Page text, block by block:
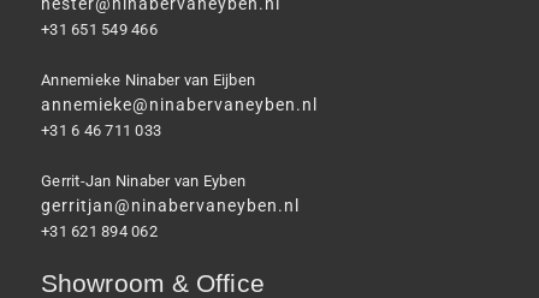
+31 651 549 466
Annemieke Ninaber van Eijben
annemieke@ninabervaneyben.nl
+31 6 46 711 033
Gerrit-Jan Ninaber van Eyben
gerritjan@ninabervaneyben.nl
+31 621 894 062
Showroom & Office